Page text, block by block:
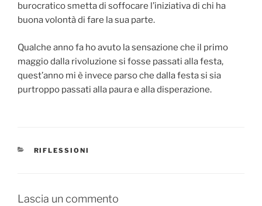
burocratico smetta di soffocare l’iniziativa di chi ha
buona volontà di fare la sua parte.
Qualche anno fa ho avuto la sensazione che il primo
maggio dalla rivoluzione si fosse passati alla festa,
quest’anno mi è invece parso che dalla festa si sia
purtroppo passati alla paura e alla disperazione.
CATEGORIE
RIFLESSIONI
Lascia un commento